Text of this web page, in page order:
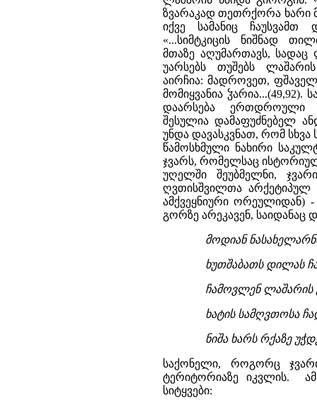
მოდიან
ხუთშაბათს დილას
ჩამოვლენ ლაშარის
ხატის სამღვთოსა
ნიშა ხარს რქაზე
საქონელი, როგორც
ტერიტორიაზე იკვლის.
სიტყვები: